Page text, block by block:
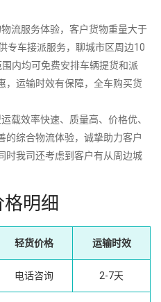
流服务体验，客户货物重量大于
专车接派服务，聊城市区周边10
内均可免费安排车辆提货和派
，运输时效有保障，全车购买货
效率快速、质量高、价格优、
的综合物流体验，诚挚助力客户
时我司还考虑到客户有从周边城
明细
轻货价格 运输时效
电话咨询 2-7天